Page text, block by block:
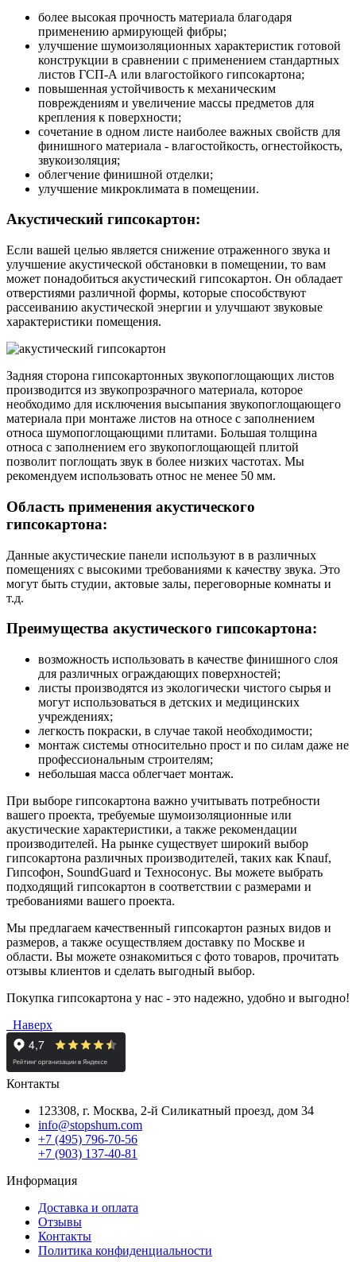
более высокая прочность материала благодаря
применению армирующей фибры;
улучшение шумоизоляционных характеристик готовой
конструкции в сравнении с применением стандартных
листов ГСП-А или влагостойкого гипсокартона;
повышенная устойчивость к механическим
повреждениям и увеличение массы предметов для
крепления к поверхности;
сочетание в одном листе наиболее важных свойств для
финишного материала - влагостойкость, огнестойкость,
звукоизоляция;
облегчение финишной отделки;
улучшение микроклимата в помещении.
Акустический гипсокартон:
Если вашей целью является снижение отраженного звука и
улучшение акустической обстановки в помещении, то вам
может понадобиться акустический гипсокартон. Он обладает
отверстиями различной формы, которые способствуют
рассеиванию акустической энергии и улучшают звуковые
характеристики помещения.
Задняя сторона гипсокартонных звукопоглощающих листов
производится из звукопрозрачного материала, которое
необходимо для исключения высыпания звукопоглощающего
материала при монтаже листов на относе с заполнением
относа шумопоглощающими плитами. Большая толщина
относа с заполнением его звукопоглощающей плитой
позволит поглощать звук в более низких частотах. Мы
рекомендуем использовать относ не менее 50 мм.
Область применения акустического
гипсокартона:
Данные акустические панели используют в в различных
помещениях с высокими требованиями к качеству звука. Это
могут быть студии, актовые залы, переговорные комнаты и
т.д.
Преимущества акустического гипсокартона:
возможность использовать в качестве финишного слоя
для различных ограждающих поверхностей;
листы производятся из экологически чистого сырья и
могут использоваться в детских и медицинских
учреждениях;
легкость покраски, в случае такой необходимости;
монтаж системы относительно прост и по силам даже не
профессиональным строителям;
небольшая масса облегчает монтаж.
При выборе гипсокартона важно учитывать потребности
вашего проекта, требуемые шумоизоляционные или
акустические характеристики, а также рекомендации
производителей. На рынке существует широкий выбор
гипсокартона различных производителей, таких как Knauf,
Гипсофон, SoundGuard и Техносонус. Вы можете выбрать
подходящий гипсокартон в соответствии с размерами и
требованиями вашего проекта.
Мы предлагаем качественный гипсокартон разных видов и
размеров, а также осуществляем доставку по Москве и
области. Вы можете ознакомиться с фото товаров, прочитать
отзывы клиентов и сделать выгодный выбор.
Покупка гипсокартона у нас - это надежно, удобно и выгодно!
Наверх
Контакты
123308, г. Москва, 2-й Силикатный проезд, дом 34
info@stopshum.com
+7 (495) 796-70-56
+7 (903) 137-40-81
Информация
Доставка и оплата
Отзывы
Контакты
Политика конфиденциальности